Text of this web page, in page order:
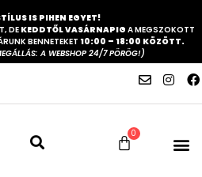
IS PIHEN EGYET!
DE KEDDTŐL VASÁRNAPIG A MEGSZOKOTT
BENNETEKET 10:00 – 18:00 KÖZÖTT.
A WEBSHOP 24/7 PÖRÖG!)
0